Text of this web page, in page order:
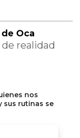
Oca
realidad
nos
sus rutinas se